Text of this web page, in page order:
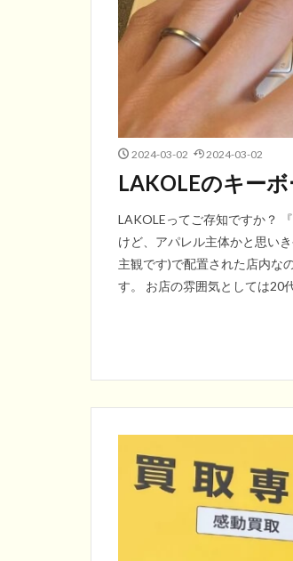
2024-03-02 2024-03-02
LAKOLEのキー
LAKOLEってご存知ですか？
けど、アパレル主体かと思い
主観です)で配置された店内な
す。 お店の雰囲気としては20